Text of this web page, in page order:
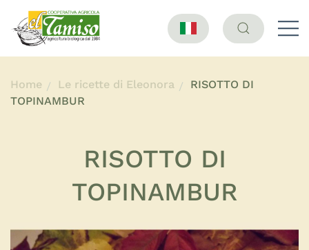
Home Le ricette di Eleonora
RISOTTO DI
TOPINAMBUR
RISOTTO DI
TOPINAMBUR